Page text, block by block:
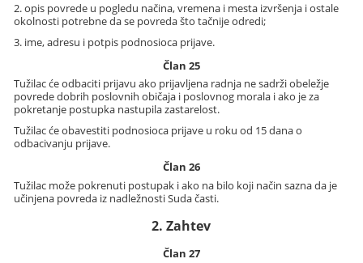
2. opis povrede u pogledu načina, vremena i mesta izvršenja i ostale
okolnosti potrebne da se povreda što tačnije odredi;
3. ime, adresu i potpis podnosioca prijave.
Član 25
Tužilac će odbaciti prijavu ako prijavljena radnja ne sadrži obeležje
povrede dobrih poslovnih običaja i poslovnog morala i ako je za
pokretanje postupka nastupila zastarelost.
Tužilac će obavestiti podnosioca prijave u roku od 15 dana o
odbacivanju prijave.
Član 26
Tužilac može pokrenuti postupak i ako na bilo koji način sazna da je
učinjena povreda iz nadležnosti Suda časti.
2. Zahtev
Član 27